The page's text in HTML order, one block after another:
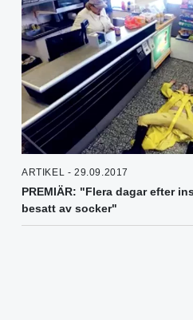
ARTIKEL - 29.09.2017
PREMIÄR: "Flera dagar efter
besatt av socker"